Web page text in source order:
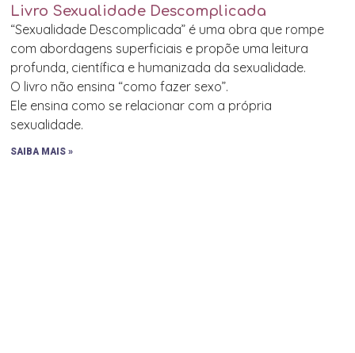
Livro Sexualidade Descomplicada
“Sexualidade Descomplicada” é uma obra que rompe
com abordagens superficiais e propõe uma leitura
profunda, científica e humanizada da sexualidade.
O livro não ensina “como fazer sexo”.
Ele ensina como se relacionar com a própria
sexualidade.
SAIBA MAIS »